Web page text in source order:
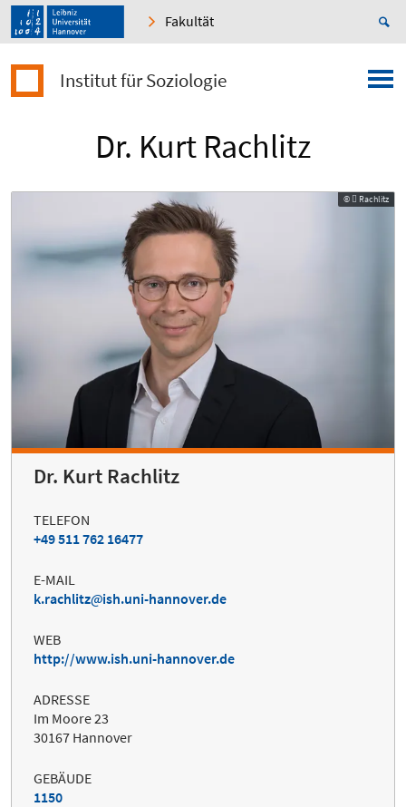
Fakultät
Institut für Soziologie
Dr. Kurt Rachlitz
©  Rachlitz
Dr. Kurt Rachlitz
TELEFON
+49 511 762 16477
E-MAIL
k.rachlitz
ish.uni-hannover.de
WEB
http://www.ish.uni-hannover.de
ADRESSE
Im Moore 23
30167 Hannover
GEBÄUDE
1150